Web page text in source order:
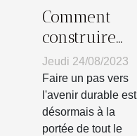
Comment
construire
votre propre
habitat vert :
guide pas à
pas
Jeudi 24/08/2023
Faire un pas vers
l'avenir durable est
désormais à la
portée de tout le